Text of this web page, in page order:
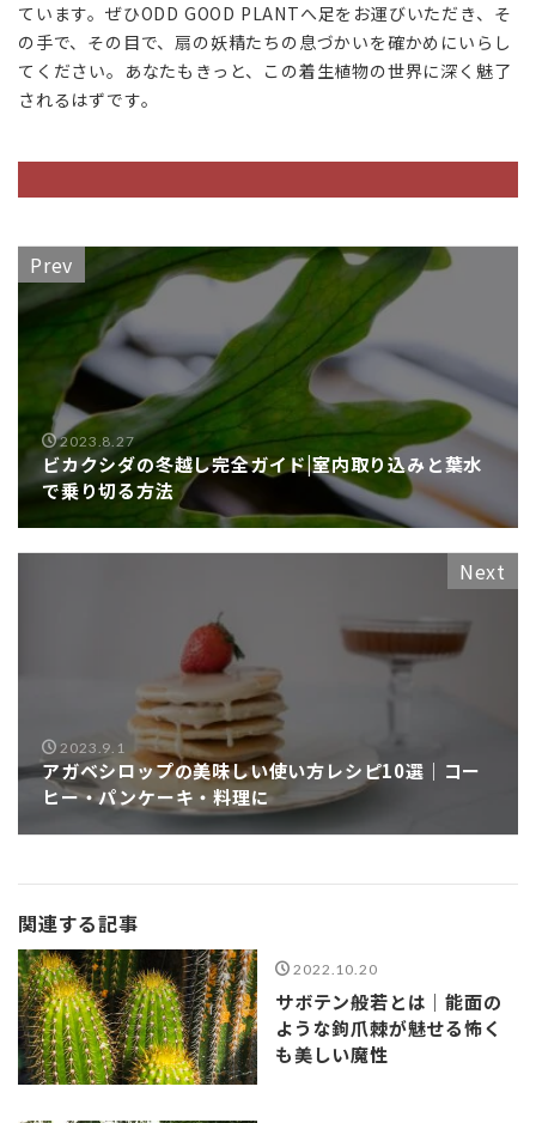
ています。ぜひODD GOOD PLANTへ足をお運びいただき、そ
の手で、その目で、扇の妖精たちの息づかいを確かめにいらし
てください。あなたもきっと、この着生植物の世界に深く魅了
されるはずです。
Prev
2023.8.27
ビカクシダの冬越し完全ガイド|室内取り込みと葉水
で乗り切る方法
Next
2023.9.1
アガベシロップの美味しい使い方レシピ10選｜コー
ヒー・パンケーキ・料理に
関連する記事
2022.10.20
サボテン般若とは｜能面の
ような鉤爪棘が魅せる怖く
も美しい魔性